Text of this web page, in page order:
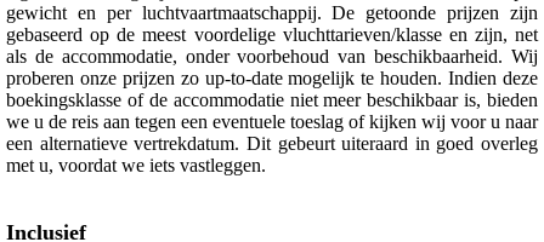
gewicht en per luchtvaartmaatschappij. De getoonde prijzen zijn
gebaseerd op de meest voordelige vluchttarieven/klasse en zijn, net
als de accommodatie, onder voorbehoud van beschikbaarheid. Wij
proberen onze prijzen zo up-to-date mogelijk te houden. Indien deze
boekingsklasse of de accommodatie niet meer beschikbaar is, bieden
we u de reis aan tegen een eventuele toeslag of kijken wij voor u naar
een alternatieve vertrekdatum. Dit gebeurt uiteraard in goed overleg
met u, voordat we iets vastleggen.
Inclusief